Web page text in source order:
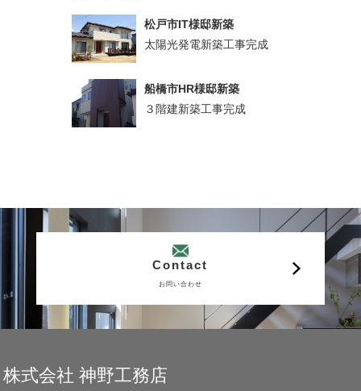
松戸市IT様邸新築
太陽光発電新築工事完成
船橋市HR様邸新築
３階建新築工事完成
Contact
お問い合わせ
株式会社 神野工務店